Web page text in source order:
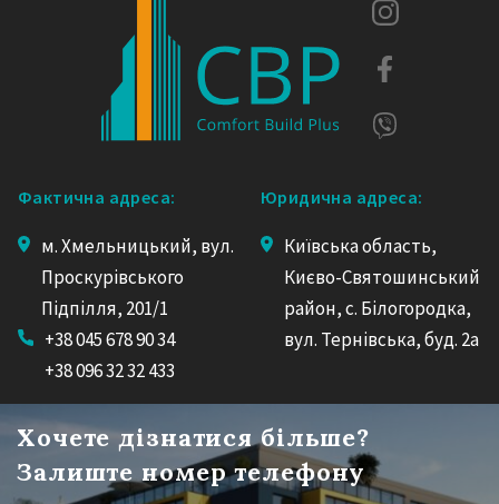
Фактична адреса:
м. Хмельницький, вул.
Проскурівського
Підпілля, 201/1
+38 045 678 90 34
+38 096 32 32 433
Юридична адреса:
Київська область,
Києво-Святошинський
район, с. Білогородка,
вул. Тернівська, буд. 2а
Хочете дізнатися більше?
Залиште номер телефону